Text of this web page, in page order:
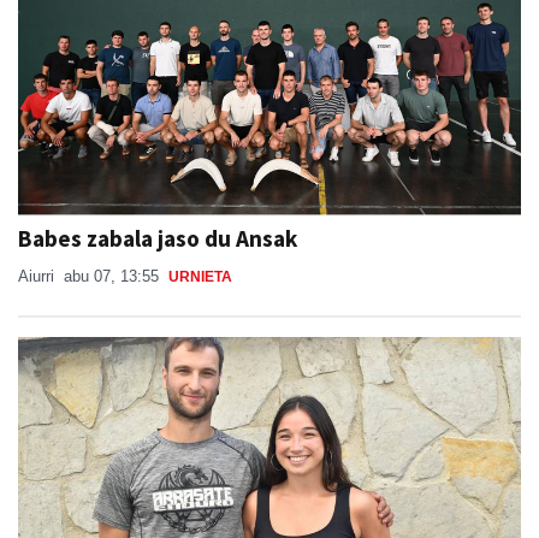
Babes zabala jaso du Ansak
Aiurri abu 07, 13:55 URNIETA